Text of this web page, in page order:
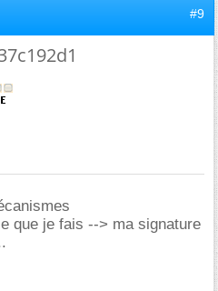
#9
que je fais --> ma signature